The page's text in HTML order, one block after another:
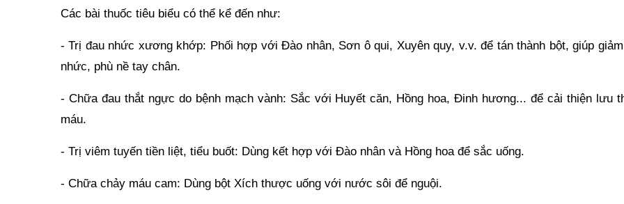
Các bài thuốc tiêu biểu có thể kể đến như:
- Trị đau nhức xương khớp: Phối hợp với Đào nhân, Sơn ô qui, Xuyên quy, v.v. để tán thành bột, giúp
nhức, phù nề tay chân.
- Chữa đau thắt ngực do bệnh mạch vành: Sắc với Huyết căn, Hồng hoa, Đinh hương... để cải thiện lưu
máu.
- Trị viêm tuyến tiền liệt, tiểu buốt: Dùng kết hợp với Đào nhân và Hồng hoa để sắc uống.
- Chữa chảy máu cam: Dùng bột Xích thược uống với nước sôi để nguội.